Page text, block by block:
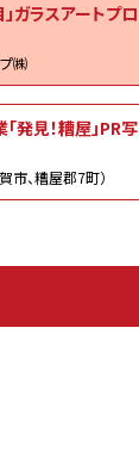
ガラスアートプロ
㈱
発見！糟屋」PR写
、糟屋郡7町）